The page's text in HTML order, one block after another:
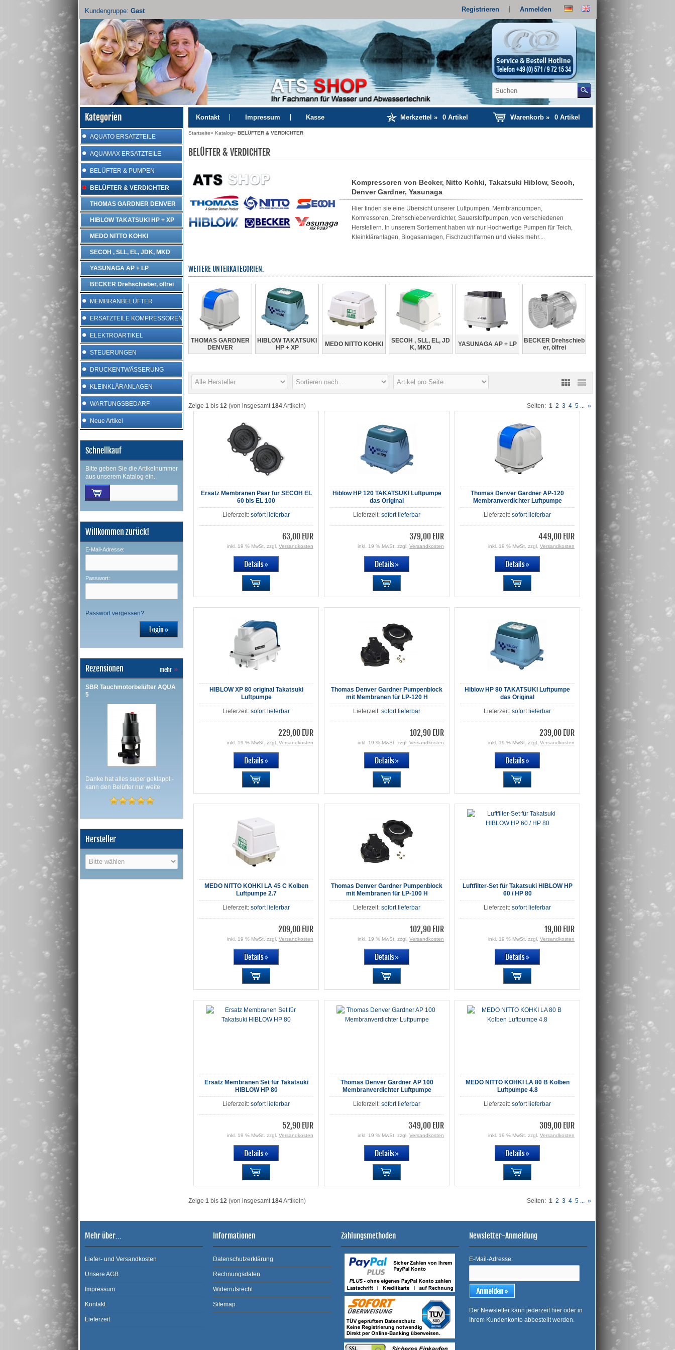
Kundengruppe: Gast Registrieren Anmelden
Kategorien
AQUATO ERSATZTEILE
AQUAMAX ERSATZTEILE
BELÜFTER & PUMPEN
BELÜFTER & VERDICHTER
THOMAS GARDNER DENVER
HIBLOW TAKATSUKI HP + XP
MEDO NITTO KOHKI
SECOH , SLL, EL, JDK, MKD
YASUNAGA AP + LP
BECKER Drehschieber, ölfrei
MEMBRANBELÜFTER
ERSATZTEILE KOMPRESSOREN
ELEKTROARTIKEL
STEUERUNGEN
DRUCKENTWÄSSERUNG
KLEINKLÄRANLAGEN
WARTUNGSBEDARF
Neue Artikel
Schnellkauf
Bitte geben Sie die Artikelnummer
aus unserem Katalog ein.
Willkommen zurück!
E-Mail-Adresse:
Passwort:
Passwort vergessen?
Rezensionen mehr »
SBR Tauchmotorbelüfter AQUA
5
Danke hat alles super geklappt -
kann den Belüfter nur weite
Hersteller
Kontakt Impressum Kasse Warenkorb » 0 Artikel
Merkzettel » 0 Artikel
Startseite» Katalog» BELÜFTER & VERDICHTER
BELÜFTER & VERDICHTER
Kompressoren von Becker, Nitto Kohki, Takatsuki Hiblow, Secoh,
Denver Gardner, Yasunaga
Hier finden sie eine Übersicht unserer Luftpumpen, Membranpumpen,
Komressoren, Drehschieberverdichter, Sauerstoffpumpen, von verschiedenen
Herstellern. In unserem Sortiement haben wir nur Hochwertige Pumpen für Teich,
Kleinkläranlagen, Biogasanlagen, Fischzuchtfarmen und vieles mehr....
WEITERE UNTERKATEGORIEN:
THOMAS GARDNER
DENVER
HIBLOW TAKATSUKI
HP + XP
MEDO NITTO KOHKI
SECOH , SLL, EL, JD
K, MKD
YASUNAGA AP + LP
BECKER Drehschieb
er, ölfrei
Zeige 1 bis 12 (von insgesamt184Artikeln) Seiten: 1 2 3 4 5 ... »
Ersatz Membranen Paar für SECOH EL
60 bis EL 100
Lieferzeit: sofort lieferbar
63,00 EUR
inkl. 19 % MwSt. zzgl. Versandkosten
Hiblow HP 120 TAKATSUKI Luftpumpe
das Original
Lieferzeit: sofort lieferbar
379,00 EUR
inkl. 19 % MwSt. zzgl. Versandkosten
Thomas Denver Gardner AP-120
Membranverdichter Luftpumpe
Lieferzeit: sofort lieferbar
449,00 EUR
inkl. 19 % MwSt. zzgl. Versandkosten
HIBLOW XP 80 original Takatsuki
Luftpumpe
Lieferzeit: sofort lieferbar
229,00 EUR
inkl. 19 % MwSt. zzgl. Versandkosten
Thomas Denver Gardner Pumpenblock
mit Membranen für LP-120 H
Lieferzeit: sofort lieferbar
102,90 EUR
inkl. 19 % MwSt. zzgl. Versandkosten
Hiblow HP 80 TAKATSUKI Luftpumpe
das Original
Lieferzeit: sofort lieferbar
239,00 EUR
inkl. 19 % MwSt. zzgl. Versandkosten
MEDO NITTO KOHKI LA 45 C Kolben
Luftpumpe 2.7
Lieferzeit: sofort lieferbar
209,00 EUR
inkl. 19 % MwSt. zzgl. Versandkosten
Thomas Denver Gardner Pumpenblock
mit Membranen für LP-100 H
Lieferzeit: sofort lieferbar
102,90 EUR
inkl. 19 % MwSt. zzgl. Versandkosten
Luftfilter-Set für Takatsuki HIBLOW HP
60 / HP 80
Lieferzeit: sofort lieferbar
19,00 EUR
inkl. 19 % MwSt. zzgl. Versandkosten
Ersatz Membranen Set für Takatsuki
HIBLOW HP 80
Lieferzeit: sofort lieferbar
52,90 EUR
inkl. 19 % MwSt. zzgl. Versandkosten
Thomas Denver Gardner AP 100
Membranverdichter Luftpumpe
Lieferzeit: sofort lieferbar
349,00 EUR
inkl. 19 % MwSt. zzgl. Versandkosten
MEDO NITTO KOHKI LA 80 B Kolben
Luftpumpe 4.8
Lieferzeit: sofort lieferbar
309,00 EUR
inkl. 19 % MwSt. zzgl. Versandkosten
Zeige 1 bis 12 (von insgesamt184Artikeln) Seiten: 1 2 3 4 5 ... »
Mehr über...
Liefer- und Versandkosten
Unsere AGB
Impressum
Kontakt
Lieferzeit
Informationen
Datenschutzerklärung
Rechnungsdaten
Widerrufsrecht
Sitemap
Zahlungsmethoden Newsletter-Anmeldung
E-Mail-Adresse:
Der Newsletter kann jederzeit hier oder in
Ihrem Kundenkonto abbestellt werden.